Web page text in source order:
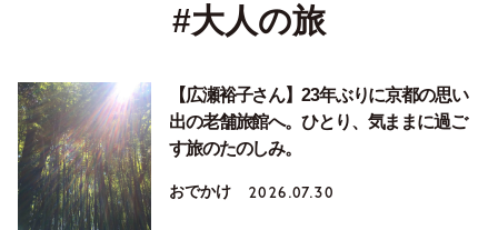
#大人の旅
【広瀬裕子さん】23年ぶりに京都の思い
出の老舗旅館へ。ひとり、気ままに過ご
す旅のたのしみ。
おでかけ 2026.07.30